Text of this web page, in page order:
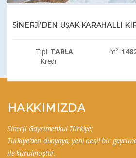
Tipi: TARLA m²:
Kredi:
HAKKIMIZDA
Sinerji Gayrimenkul Türkiye;
Türkiye’den dünyaya, yeni nesil bir
ile kurulmuştur.